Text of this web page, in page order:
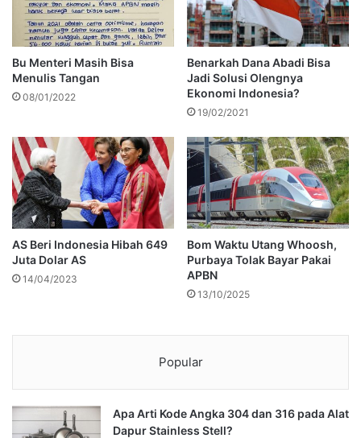
Bu Menteri Masih Bisa
Menulis Tangan
08/01/2022
Benarkah Dana Abadi Bisa
Jadi Solusi Olengnya
Ekonomi Indonesia?
19/02/2021
AS Beri Indonesia Hibah 649
Juta Dolar AS
14/04/2023
Bom Waktu Utang Whoosh,
Purbaya Tolak Bayar Pakai
APBN
13/10/2025
Popular
Apa Arti Kode Angka 304 dan 316 pada Alat
Dapur Stainless Stell?